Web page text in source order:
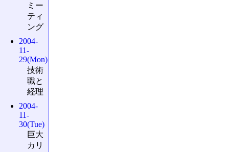
ミー
ティ
ング
2004-
11-
29(Mon)
技術
職と
経理
2004-
11-
30(Tue)
巨大
カリ